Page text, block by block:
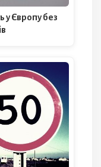
у Європу без